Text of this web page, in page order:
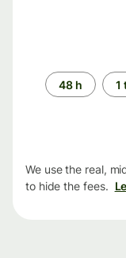
Time
period
48 h 1
We use the real,
to hide the fees.